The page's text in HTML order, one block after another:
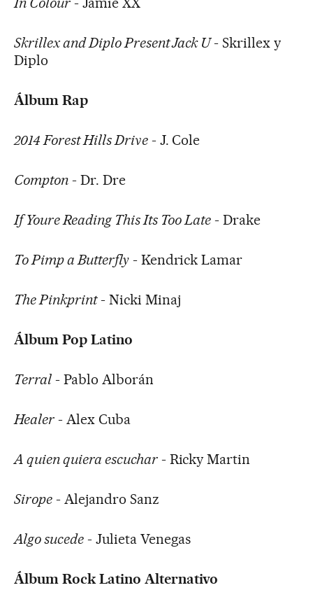
Skrillex and Diplo Present Jack U- Skrillex y
Diplo
Álbum Rap
2014 Forest Hills Drive- J. Cole
Compton- Dr. Dre
If Youre Reading This Its Too Late - Drake
To Pimp a Butterfly- Kendrick Lamar
The Pinkprint- Nicki Minaj
Álbum Pop Latino
Terral- Pablo Alborán
Healer- Alex Cuba
A quien quiera escuchar- Ricky Martin
Sirope- Alejandro Sanz
Algo sucede- Julieta Venegas
Álbum Rock Latino Alternativo